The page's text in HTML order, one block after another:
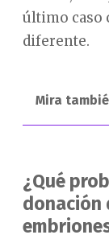
último caso
diferente.
Mira
¿Qué
donación